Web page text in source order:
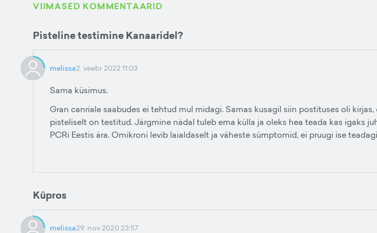
VIIMASED KOMMENTAARID
Pisteline testimine Kanaaridel?
melissa2. veebr 2022 11:03
Sama küsimus.
Gran canriale saabudes ei tehtud mul midagi. Samas kusagil siin postituses oli kirjas,
pisteliselt on testitud. Järgmine nädal tuleb ema külla ja oleks hea teada kas igaks
PCRi Eestis ära. Omikroni levib laialdaselt ja väheste sümptomid, ei pruugi ise teadagi
Küpros
melissa29. nov 2020 23:57